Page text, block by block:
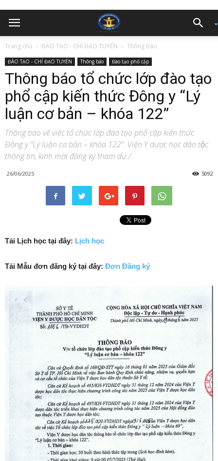
Trang chủ ĐÀO TẠO - CHỈ ĐẠO TUYẾN Thông báo
ĐÀO TẠO - CHỈ ĐẠO TUYẾN Thông báo Đào tạo phổ cập
Thông báo tổ chức lớp đào tạo
phổ cập kiến thức Đông y “Lý
luận cơ bản – khóa 122”
Thông báo về việc tổ chức lớp đào tạo phổ cập kiến thức
Đông y “Lý luận cơ bản – khóa 122”. Viện Y dược học dân tộc
thông tin, kính mời đăng ký tham dự./.
26/06/2025 5092
Tải Lịch học tại đây: Lịch học
Tải Mẫu đơn đăng ký tại đây: Đơn Đăng ký